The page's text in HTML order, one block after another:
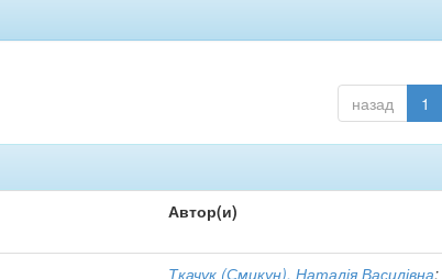
назад 1
Автор(и)
Ткачук (Смикун), Наталія Василівна;